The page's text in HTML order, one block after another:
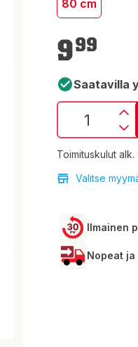
80 cm
9,99 €
999
Saatavilla
Toimituskulut alk.
Valitse
Ilmainen
Nopeat